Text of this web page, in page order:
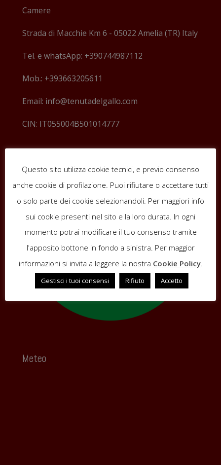
Camere
Strada di Macchie Km 6 - 05022 Amelia (TR) Italy
Tel. e whatsApp: +390744987112
Mob.: +393663205611
Email: info@tenutadelgallo.com
CIN: IT055004B501014777
Meteo
Questo sito utilizza cookie tecnici, e previo consenso
anche cookie di profilazione. Puoi rifiutare o accettare tutti
o solo parte dei cookie selezionandoli. Per maggiori info
sui cookie presenti nel sito e la loro durata. In ogni
momento potrai modificare il tuo consenso tramite
l'apposito bottone in fondo a sinistra. Per maggior
informazioni si invita a leggere la nostra Cookie Policy.
Gestisci i tuoi consensi Rifiuto Accetto